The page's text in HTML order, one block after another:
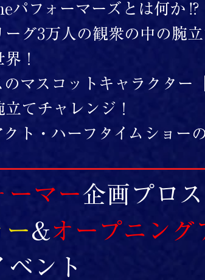
パフォーマーズとは何か⁉
グ3万人の観衆の中の腕立
！
マスコットキャラクター
てチャレンジ！
ト・ハーフタイムショー
ーマー企画プロ
&オープニング
ベント